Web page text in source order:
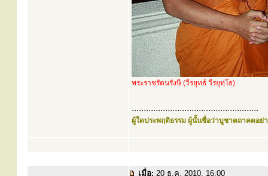
พระราชรัตนรังษี (วีรยุทธ์ วีรยุทฺโธ)
.....................................................
ผู้ใดประพฤติธรรม ผู้นั้นชื่อว่าบูชาตถาคตอย่า
เมื่อ: 20 ธ.ค. 2010, 16:00